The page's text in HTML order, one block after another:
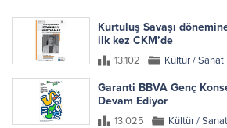
Kurtuluş Savaşı
ilk kez CKM’de
13.102 Kültür / Sanat
Garanti BBVA Genç
Devam Ediyor
13.025 Kültür / Sanat